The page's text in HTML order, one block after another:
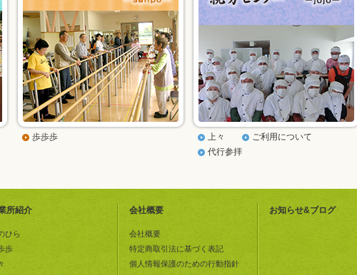
歩歩歩 上々
ご利用について
代行参拝
所紹介
ひら
歩
会社概要
会社概要
特定商取引法に基づく表記
個人情報保護のための行動指針
お知らせ&ブログ